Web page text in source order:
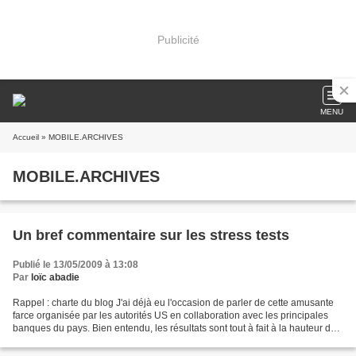
Publicité
MENU
Accueil » MOBILE.ARCHIVES
MOBILE.ARCHIVES
Un bref commentaire sur les stress tests
Publié le 13/05/2009 à 13:08
Par loïc abadie
Rappel : charte du blog J'ai déjà eu l'occasion de parler de cette amusante
farce organisée par les autorités US en collaboration avec les principales
banques du pays. Bien entendu, les résultats sont tout à fait à la hauteur de